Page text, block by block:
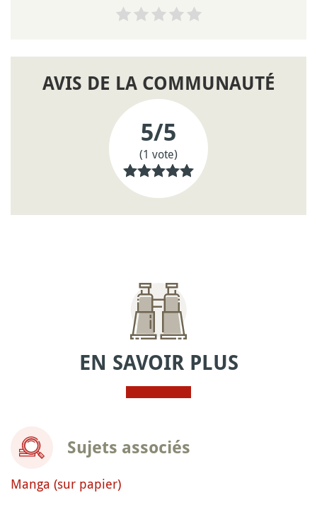
AVIS DE LA COMMUNAUTÉ
5/5
(1 vote)
EN SAVOIR PLUS
Sujets associés
Manga (sur papier)